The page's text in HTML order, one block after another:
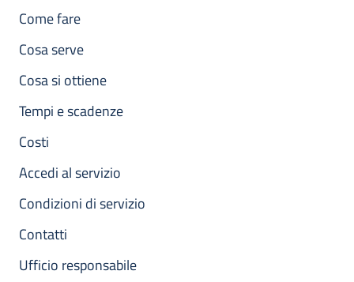
Come fare
Cosa serve
Cosa si ottiene
Tempi e scadenze
Costi
Accedi al servizio
Condizioni di servizio
Contatti
Ufficio responsabile